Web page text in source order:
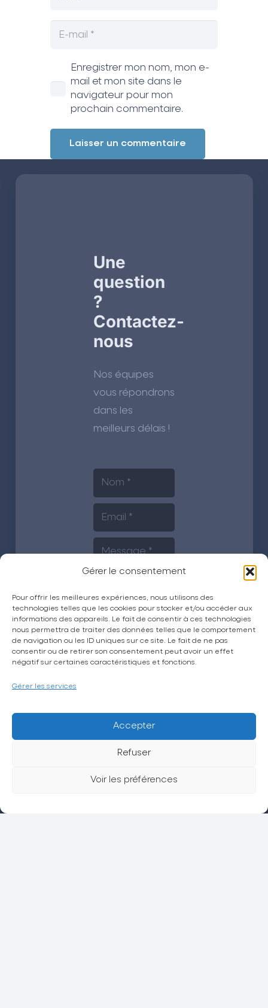
Gérer le consentement
Pour offrir les meilleures expériences, nous utilisons des
technologies telles que les cookies pour stocker et/ou accéder aux
informations des appareils. Le fait de consentir à ces technologies
nous permettra de traiter des données telles que le comportement
de navigation ou les ID uniques sur ce site. Le fait de ne pas
consentir ou de retirer son consentement peut avoir un effet
négatif sur certaines caractéristiques et fonctions.
Gérer les services
Accepter
Refuser
Voir les préférences
Enregistrer mon nom, mon e-
mail et mon site dans le
navigateur pour mon
prochain commentaire.
Laisser un commentaire
Une
question
?
Contactez-
nous
Nos équipes
vous répondrons
dans les
meilleurs délais !
Envoyer